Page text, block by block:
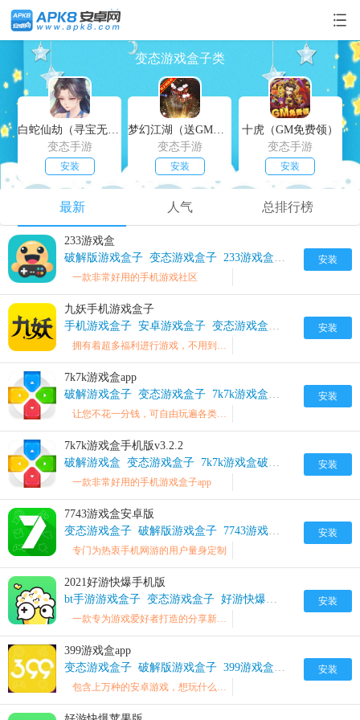
变态游戏盒子类
白蛇仙劫（寻宝无限真充）
变态手游
安装
梦幻江湖（送GM特权）
变态手游
安装
十虎（GM免费领）
变态手游
安装
最新 人气 总排行榜
安装
233游戏盒
破解版游戏盒子 变态游戏盒子 233游戏盒子破解版
一款非常好用的手机游戏社区
安装
九妖手机游戏盒子
手机游戏盒子 安卓游戏盒子 变态游戏盒子 九妖游戏盒子
拥有着超多福利进行游戏，不用到处寻找，让你随时随地进行游戏
安装
7k7k游戏盒app
破解游戏盒子 变态游戏盒子 7k7k游戏盒破解版
让您不花一分钱，可自由玩遍各类游戏
安装
7k7k游戏盒手机版v3.2.2
破解游戏盒 变态游戏盒子 7k7k游戏盒破解版
一款非常好用的手机游戏盒子app
安装
7743游戏盒安卓版
变态游戏盒子 破解版游戏盒子 7743游戏盒BT版
专门为热衷手机网游的用户量身定制
安装
2021好游快爆手机版
bt手游游戏盒子 变态游戏盒子 好游快爆破解版
一款专为游戏爱好者打造的分享新鲜精品游戏的手机app
安装
399游戏盒app
变态游戏盒子 破解版游戏盒子 399游戏盒破解版
包含上万种的安卓游戏，想玩什么就玩什么